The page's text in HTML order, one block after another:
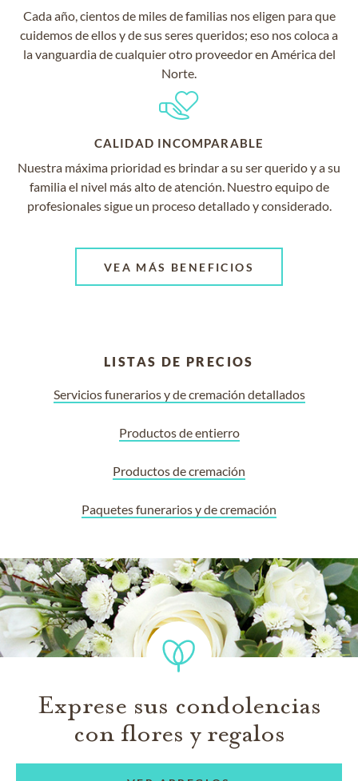
Cada año, cientos de miles de familias nos eligen para que
cuidemos de ellos y de sus seres queridos; eso nos coloca a
la vanguardia de cualquier otro proveedor en América del
Norte.
CALIDAD INCOMPARABLE
Nuestra máxima prioridad es brindar a su ser querido y a su
familia el nivel más alto de atención. Nuestro equipo de
profesionales sigue un proceso detallado y considerado.
VEA MÁS BENEFICIOS
LISTAS DE PRECIOS
Servicios funerarios y de cremación detallados
Productos de entierro
Productos de cremación
Paquetes funerarios y de cremación
Exprese sus condolencias
con flores y regalos